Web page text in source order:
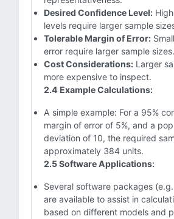
Desired Confidence Level:
levels require larger sample
Tolerable Margin of Error:
error require larger sample sizes.
Cost Considerations: Larger
more expensive to inspect.
2.4 Example Calculations:
A simple example: For a 95%
margin of error of 5%, and a
deviation of 10, the required
approximately 384 units.
2.5 Software Applications:
Several software packages
are available to assist in
based on different models and